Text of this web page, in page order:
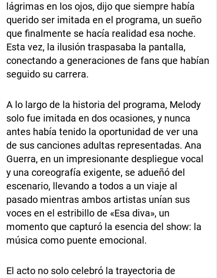
lágrimas en los ojos, dijo que siempre había
querido ser imitada en el programa, un sueño
que finalmente se hacía realidad esa noche.
Esta vez, la ilusión traspasaba la pantalla,
conectando a generaciones de fans que habían
seguido su carrera.
A lo largo de la historia del programa, Melody
solo fue imitada en dos ocasiones, y nunca
antes había tenido la oportunidad de ver una
de sus canciones adultas representadas. Ana
Guerra, en un impresionante despliegue vocal
y una coreografía exigente, se adueñó del
escenario, llevando a todos a un viaje al
pasado mientras ambos artistas unían sus
voces en el estribillo de «Esa diva», un
momento que capturó la esencia del show: la
música como puente emocional.
El acto no solo celebró la trayectoria de